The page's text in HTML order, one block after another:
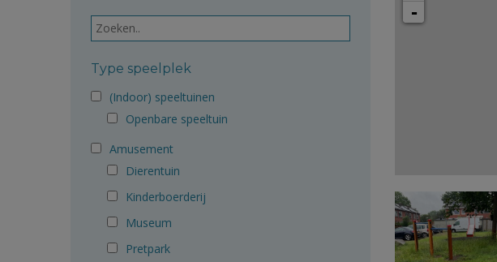
Type speelplek
(Indoor) speeltuinen
Openbare speeltuin
Amusement
Dierentuin
Kinderboerderij
Museum
Pretpark
-